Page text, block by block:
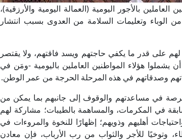
بالأجور اليومية (العمالة اليومية والأرزقية)،
وتعليمات السلامة من العدوى بسبب انتشار
على قدر ما يكفي حاجتهم ويسد فاقتهم، ولا يقتصر
يشملوا هؤلاء المواطنين العاملين باليومية -ومَن في
وصدقاتهم في هذه المرحلة الحرجة من عمر الوطن.
في مساعدتهم والوقوف إلى جانبهم بما يمكن من
في المكرمات، والمساهمة بالطيبات؛ مشاركة لهم
أهليهم وذويهم؛ إظهارًا للنخوة والمروءات في
وتوخيًا للأجر والثواب من رب الأرباب، فإن معادن